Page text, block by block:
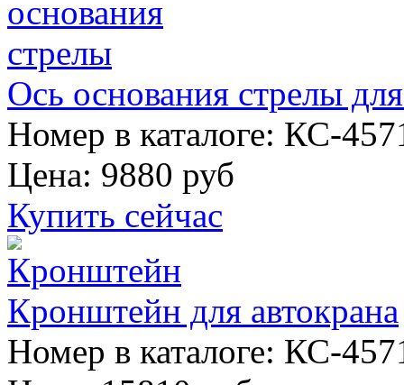
Ось основания стрелы
Номер в каталоге: КС-
Цена: 9880 руб
Купить сейчас
Кронштейн для автокрана
Номер в каталоге: КС-